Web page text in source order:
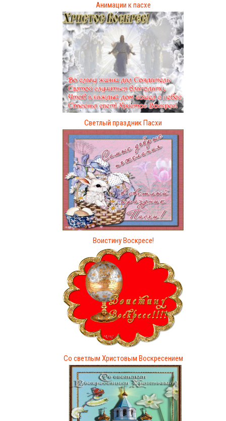
Анимации к пасхе
Светлый праздник Пасхи
Воистину Воскресе!
Со светлым Христовым Воскресением